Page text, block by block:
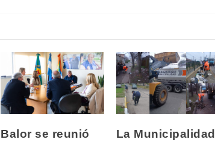
Balor se reunió
La Municipalidad